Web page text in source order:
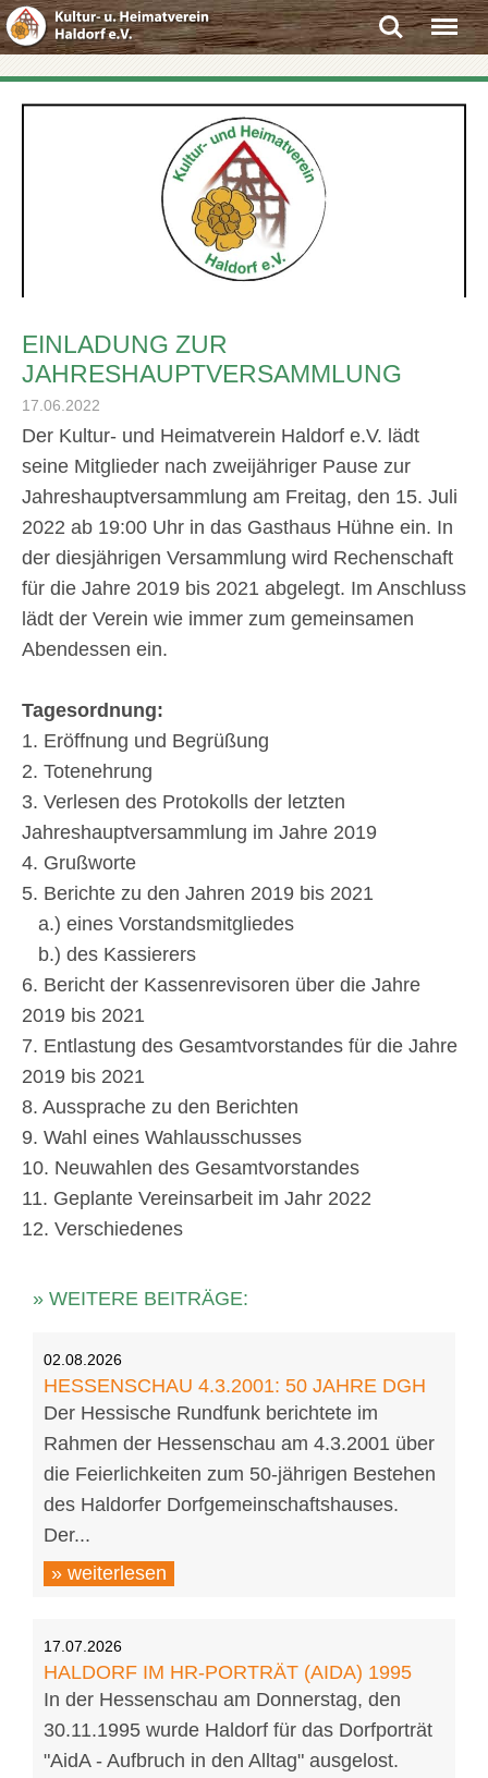
SearchMenu
EINLADUNG ZUR
JAHRESHAUPTVERSAMMLUNG
17.06.2022
Der Kultur- und Heimatverein Haldorf e.V. lädt
seine Mitglieder nach zweijähriger Pause zur
Jahreshauptversammlung am Freitag, den 15. Juli
2022 ab 19:00 Uhr in das Gasthaus Hühne ein. In
der diesjährigen Versammlung wird Rechenschaft
für die Jahre 2019 bis 2021 abgelegt. Im Anschluss
lädt der Verein wie immer zum gemeinsamen
Abendessen ein.
Tagesordnung:
1. Eröffnung und Begrüßung
2. Totenehrung
3. Verlesen des Protokolls der letzten
Jahreshauptversammlung im Jahre 2019
4. Grußworte
5. Berichte zu den Jahren 2019 bis 2021
a.) eines Vorstandsmitgliedes
b.) des Kassierers
6. Bericht der Kassenrevisoren über die Jahre
2019 bis 2021
7. Entlastung des Gesamtvorstandes für die Jahre
2019 bis 2021
8. Aussprache zu den Berichten
9. Wahl eines Wahlausschusses
10. Neuwahlen des Gesamtvorstandes
11. Geplante Vereinsarbeit im Jahr 2022
12. Verschiedenes
» WEITERE BEITRÄGE:
02.08.2026
HESSENSCHAU 4.3.2001: 50 JAHRE DGH
Der Hessische Rundfunk berichtete im
Rahmen der Hessenschau am 4.3.2001 über
die Feierlichkeiten zum 50-jährigen Bestehen
des Haldorfer Dorfgemeinschaftshauses.
Der...
» weiterlesen
17.07.2026
HALDORF IM HR-PORTRÄT (AIDA) 1995
In der Hessenschau am Donnerstag, den
30.11.1995 wurde Haldorf für das Dorfporträt
"AidA - Aufbruch in den Alltag" ausgelost.